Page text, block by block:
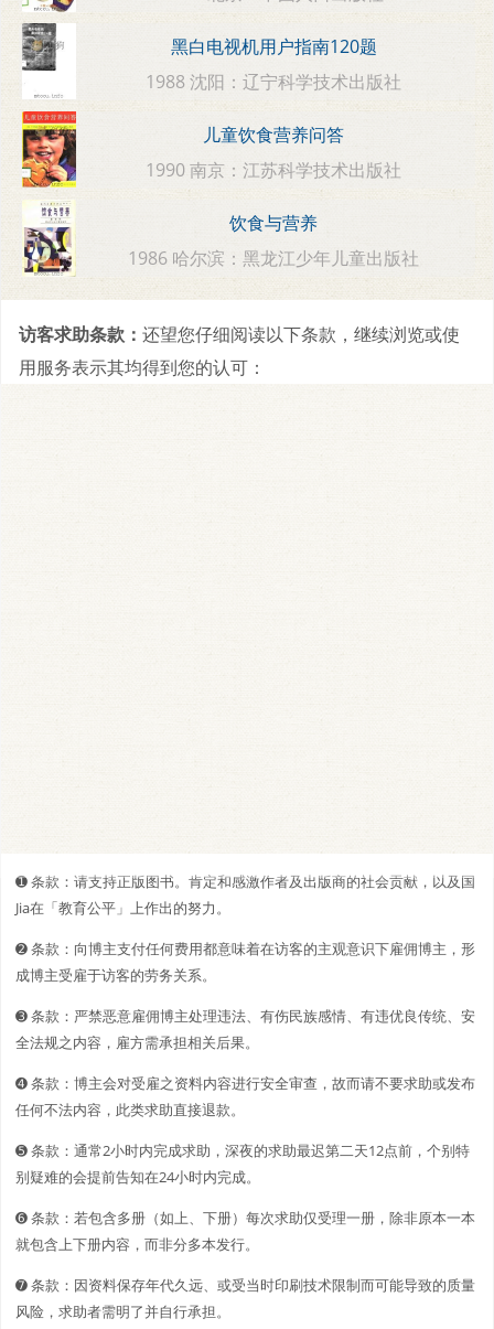
黑白电视机用户指南120题
1988 沈阳：辽宁科学技术出版社
儿童饮食营养问答
1990 南京：江苏科学技术出版社
饮食与营养
1986 哈尔滨：黑龙江少年儿童出版社
访客求助条款： 还望您仔细阅读以下条款，继续浏览或使
用服务表示其均得到您的认可：
➊️ 条款：请支持正版图书。肯定和感激作者及出版商的社会贡献，以及国
Jia在「教育公平」上作出的努力。
➋️️ 条款：向博主支付任何费用都意味着在访客的主观意识下雇佣博主，形
成博主受雇于访客的劳务关系。
➌ 条款：严禁恶意雇佣博主处理违法、有伤民族感情、有违优良传统、安
全法规之内容，雇方需承担相关后果。
➍ 条款：博主会对受雇之资料内容进行安全审查，故而请不要求助或发布
任何不法内容，此类求助直接退款。
➎ 条款：通常2小时内完成求助，深夜的求助最迟第二天12点前，个别特
别疑难的会提前告知在24小时内完成。
➏ 条款：若包含多册（如上、下册）每次求助仅受理一册，除非原本一本
就包含上下册内容，而非分多本发行。
➐ 条款：因资料保存年代久远、或受当时印刷技术限制而可能导致的质量
风险，求助者需明了并自行承担。